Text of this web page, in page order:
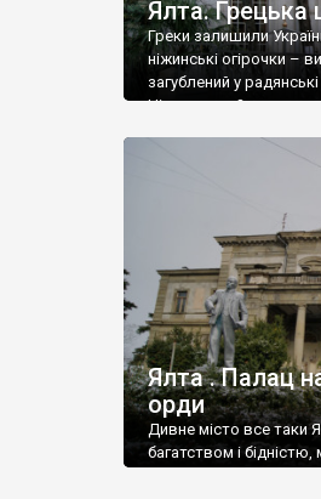
Ялта. Грецька
Греки залишили
ніжинські огірочки –
загублений у
Ніжин греки?
Ялта . Палац
орди
Дивне місто все таки
багатством і